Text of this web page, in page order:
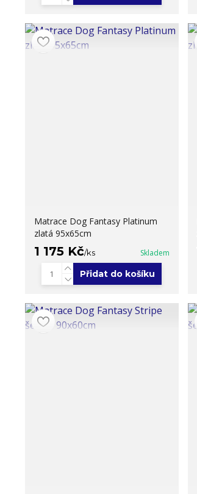
Matrace Dog Fantasy Platinum
zlatá 95x65cm
1 175 Kč/ks Skladem
Přidat do košíku